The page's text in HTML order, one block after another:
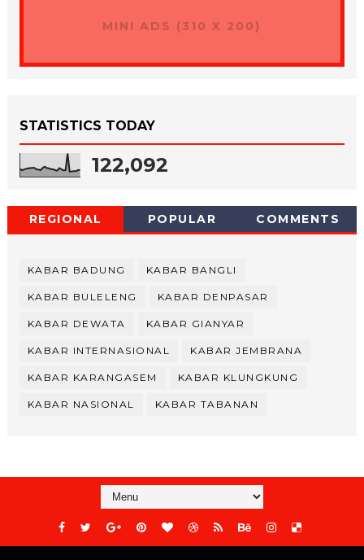
MINI ADS (310 X 200)
STATISTICS TODAY
122,092
REGIONAL POPULAR COMMENTS
KABAR BADUNG KABAR BANGLI
KABAR BULELENG KABAR DENPASAR
KABAR DEWATA KABAR GIANYAR
KABAR INTERNASIONAL KABAR JEMBRANA
KABAR KARANGASEM KABAR KLUNGKUNG
KABAR NASIONAL KABAR TABANAN